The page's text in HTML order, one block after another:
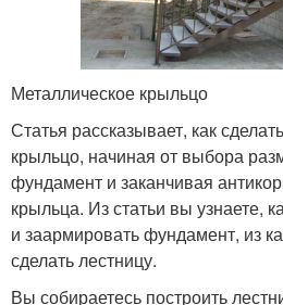
Металлическое крыльцо
Статья рассказывает, как
крыльцо, начиная от выбора
фундамент и заканчивая
крыльца. Из статьи вы узнаете,
и заармировать фундамент, из
сделать лестницу.
Вы собираетесь построить